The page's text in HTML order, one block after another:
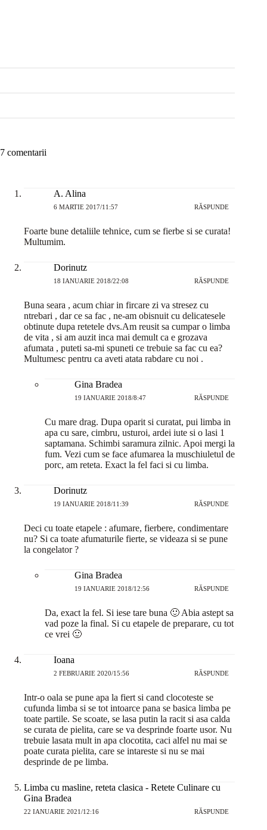
7 comentarii
A. Alina
6 MARTIE 2017/11:57 RĂSPUNDE
Foarte bune detaliile tehnice, cum se fierbe si se curata!
Multumim.
Dorinutz
18 IANUARIE 2018/22:08 RĂSPUNDE
Buna seara , acum chiar in fircare zi va stresez cu
ntrebari , dar ce sa fac , ne-am obisnuit cu delicatesele
obtinute dupa retetele dvs.Am reusit sa cumpar o limba
de vita , si am auzit inca mai demult ca e grozava
afumata , puteti sa-mi spuneti ce trebuie sa fac cu ea?
Multumesc pentru ca aveti atata rabdare cu noi .
Gina Bradea
19 IANUARIE 2018/8:47 RĂSPUNDE
Cu mare drag. Dupa oparit si curatat, pui limba in
apa cu sare, cimbru, usturoi, ardei iute si o lasi 1
saptamana. Schimbi saramura zilnic. Apoi mergi la
fum. Vezi cum se face afumarea la muschiuletul de
porc, am reteta. Exact la fel faci si cu limba.
Dorinutz
19 IANUARIE 2018/11:39 RĂSPUNDE
Deci cu toate etapele : afumare, fierbere, condimentare
nu? Si ca toate afumaturile fierte, se videaza si se pune
la congelator ?
Gina Bradea
19 IANUARIE 2018/12:56 RĂSPUNDE
Da, exact la fel. Si iese tare buna 🙂 Abia astept sa
vad poze la final. Si cu etapele de preparare, cu tot
ce vrei 🙂
Ioana
2 FEBRUARIE 2020/15:56 RĂSPUNDE
Intr-o oala se pune apa la fiert si cand clocoteste se
cufunda limba si se tot intoarce pana se basica limba pe
toate partile. Se scoate, se lasa putin la racit si asa calda
se curata de pielita, care se va desprinde foarte usor. Nu
trebuie lasata mult in apa clocotita, caci alfel nu mai se
poate curata pielita, care se intareste si nu se mai
desprinde de pe limba.
Limba cu masline, reteta clasica - Retete Culinare cu
Gina Bradea
22 IANUARIE 2021/12:16 RĂSPUNDE